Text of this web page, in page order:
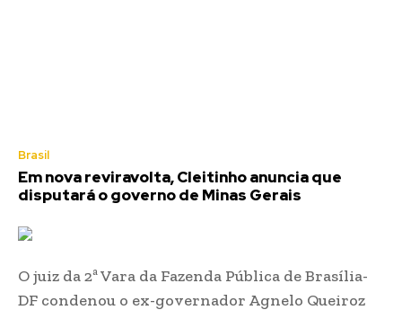
Brasil
Em nova reviravolta, Cleitinho anuncia que
disputará o governo de Minas Gerais
O juiz da 2ª Vara da Fazenda Pública de Brasília-
DF condenou o ex-governador Agnelo Queiroz